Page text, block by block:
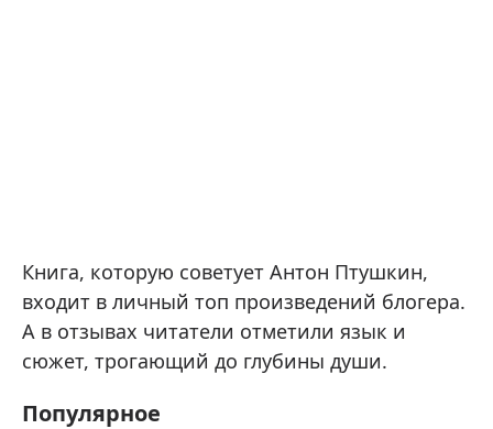
Книга, которую советует Антон Птушкин,
входит в личный топ произведений блогера.
А в отзывах читатели отметили язык и
сюжет, трогающий до глубины души.
Популярное